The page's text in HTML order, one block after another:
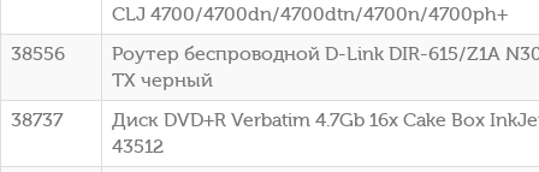
CLJ 4700/4700dn/4700dtn/4700n/4700ph+
38556
Роутер беспроводной D-Link DIR-615/Z1A
TX черный
38737
Диск DVD+R Verbatim 4.7Gb 16x Cake Box
43512